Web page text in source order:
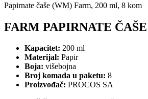
Papirnate čaše (WM) Farm, 200 ml, 8 kom
FARM PAPIRNATE ČAŠE
Kapacitet: 200 ml
Materijal: Papir
Boja: višebojna
Broj komada u paketu: 8
Proizvođač: PROCOS SA